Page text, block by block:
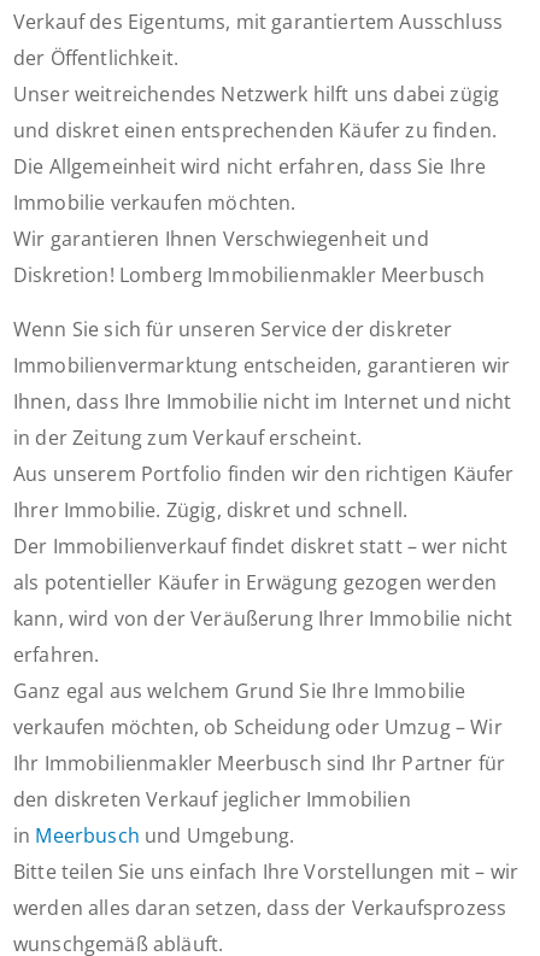
Verkauf des Eigentums, mit garantiertem Ausschluss
der Öffentlichkeit.
Unser weitreichendes Netzwerk hilft uns dabei zügig
und diskret einen entsprechenden Käufer zu finden.
Die Allgemeinheit wird nicht erfahren, dass Sie Ihre
Immobilie verkaufen möchten.
Wir garantieren Ihnen Verschwiegenheit und
Diskretion! Lomberg Immobilienmakler Meerbusch
Wenn Sie sich für unseren Service der diskreter
Immobilienvermarktung entscheiden, garantieren wir
Ihnen, dass Ihre Immobilie nicht im Internet und nicht
in der Zeitung zum Verkauf erscheint.
Aus unserem Portfolio finden wir den richtigen Käufer
Ihrer Immobilie. Zügig, diskret und schnell.
Der Immobilienverkauf findet diskret statt – wer nicht
als potentieller Käufer in Erwägung gezogen werden
kann, wird von der Veräußerung Ihrer Immobilie nicht
erfahren.
Ganz egal aus welchem Grund Sie Ihre Immobilie
verkaufen möchten, ob Scheidung oder Umzug – Wir
Ihr Immobilienmakler Meerbusch sind Ihr Partner für
den diskreten Verkauf jeglicher Immobilien
in Meerbusch und Umgebung.
Bitte teilen Sie uns einfach Ihre Vorstellungen mit – wir
werden alles daran setzen, dass der Verkaufsprozess
wunschgemäß abläuft.